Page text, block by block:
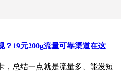
？19元200g流量可靠渠道在这
，总结一点就是流量多、能发短